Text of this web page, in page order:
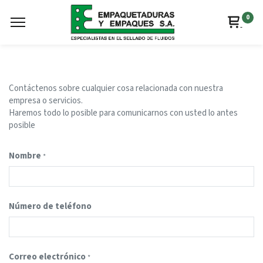
0
Contáctenos sobre cualquier cosa relacionada con nuestra
empresa o servicios.
Haremos todo lo posible para comunicarnos con usted lo antes
posible
Nombre *
Número de teléfono
Correo electrónico *